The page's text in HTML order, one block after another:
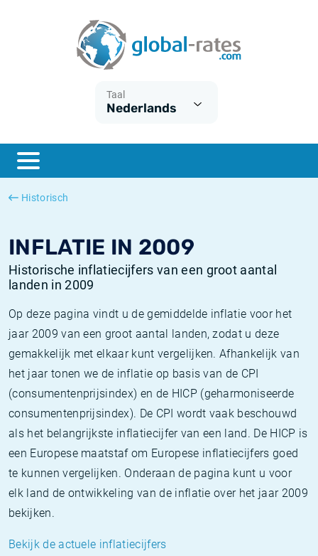
Taal
Nederlands
Historisch
INFLATIE IN 2009
Historische inflatiecijfers van een groot aantal
landen in 2009
Op deze pagina vindt u de gemiddelde inflatie voor het
jaar 2009 van een groot aantal landen, zodat u deze
gemakkelijk met elkaar kunt vergelijken. Afhankelijk van
het jaar tonen we de inflatie op basis van de CPI
(consumentenprijsindex) en de HICP (geharmoniseerde
consumentenprijsindex). De CPI wordt vaak beschouwd
als het belangrijkste inflatiecijfer van een land. De HICP is
een Europese maatstaf om Europese inflatiecijfers goed
te kunnen vergelijken. Onderaan de pagina kunt u voor
elk land de ontwikkeling van de inflatie over het jaar 2009
bekijken.
Bekijk de actuele inflatiecijfers
ESTER
SONIA
Wat is CPI inflatie?
Wat is HICP inflatie?
Nederlandse inflatie - CPI
Amerikaanse inflatie - CPI
Euribor historie
SOFR historie
TONAR historie
Inflatiecalculator